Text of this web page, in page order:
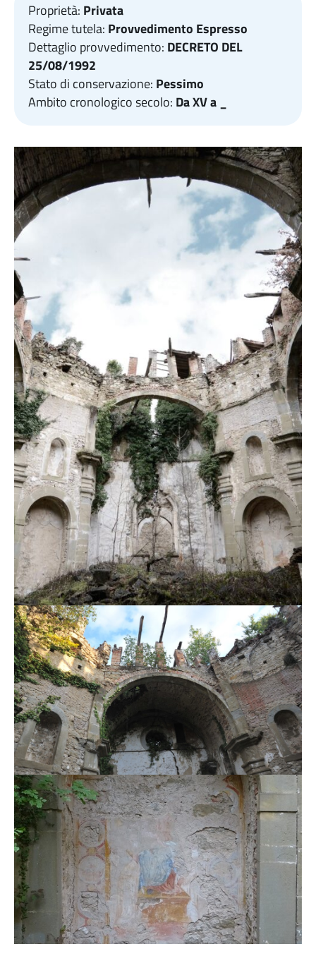
Proprietà: Privata
Regime tutela: Provvedimento Espresso
Dettaglio provvedimento: DECRETO DEL
25/08/1992
Stato di conservazione: Pessimo
Ambito cronologico secolo: Da XV a _